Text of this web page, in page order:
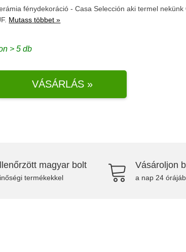
fénydekoráció - Casa Selección aki termel nekünk
Mutass többet »
> 5 db
VÁSÁRLÁS »
magyar bolt
termékekkel
Vásároljon
a nap 24